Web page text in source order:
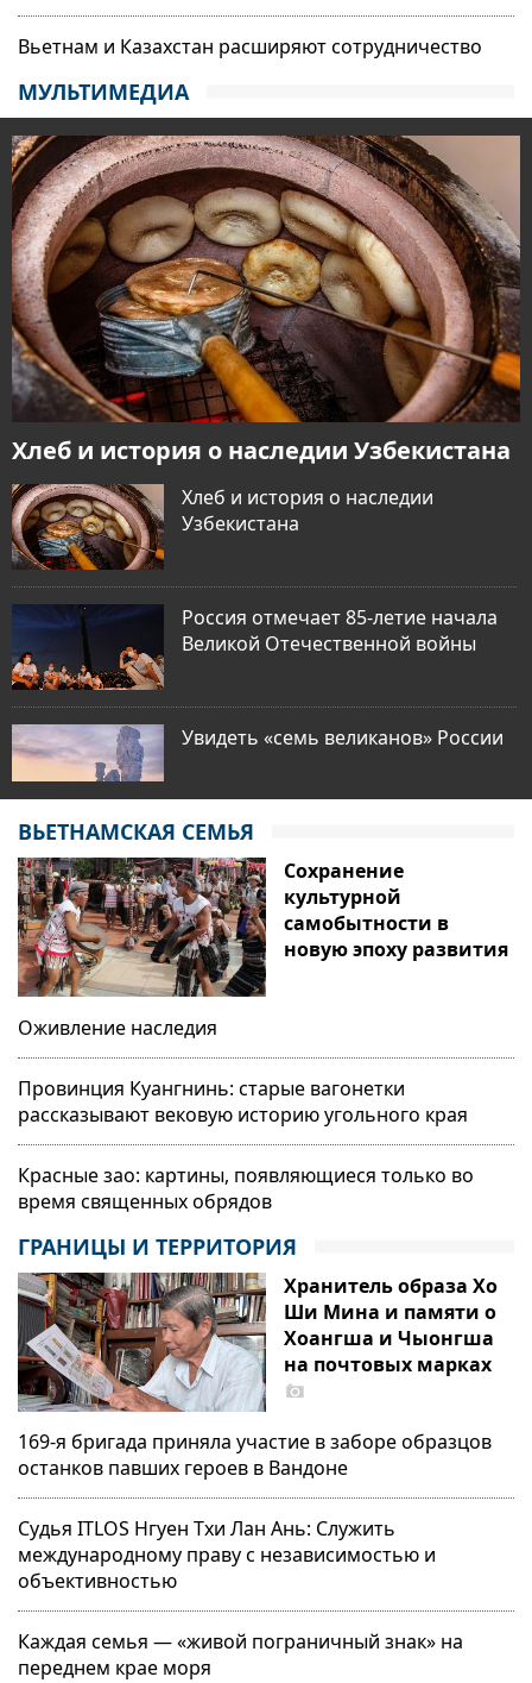
Вьетнам и Казахстан расширяют сотрудничество
МУЛЬТИМЕДИА
Хлеб и история о наследии Узбекистана
Хлеб и история о наследии
Узбекистана
Россия отмечает 85-летие начала
Великой Отечественной войны
Увидеть «семь великанов» России
V Евразийский экономический
форум: формирование
технологического будущего
Почему «острова-праздники»
становятся «магнитом» для
туристов?
Технологии могут открыть новый
способ существования для
народных сказаний
Вьетнамская выпускница в России
и путь к профессии инженера ГЭС
«Хоабинь»
«Скрытая жемчужина» на
туристической карте Дананга
ВЬЕТНАМСКАЯ СЕМЬЯ
Сохранение
культурной
самобытности в
новую эпоху развития
Оживление наследия
Провинция Куангнинь: старые вагонетки
рассказывают вековую историю угольного края
Красные зао: картины, появляющиеся только во
время священных обрядов
ГРАНИЦЫ И ТЕРРИТОРИЯ
Хранитель образа Хо
Ши Мина и памяти о
Хоангша и Чыонгша
на почтовых марках
169-я бригада приняла участие в заборе образцов
останков павших героев в Вандоне
Судья ITLOS Нгуен Тхи Лан Ань: Служить
международному праву с независимостью и
объективностью
Каждая семья — «живой пограничный знак» на
переднем крае моря